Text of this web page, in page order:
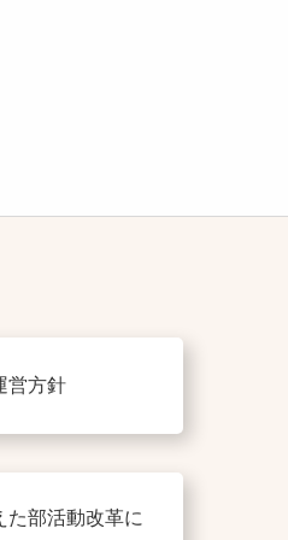
営方針
た部活動改革に